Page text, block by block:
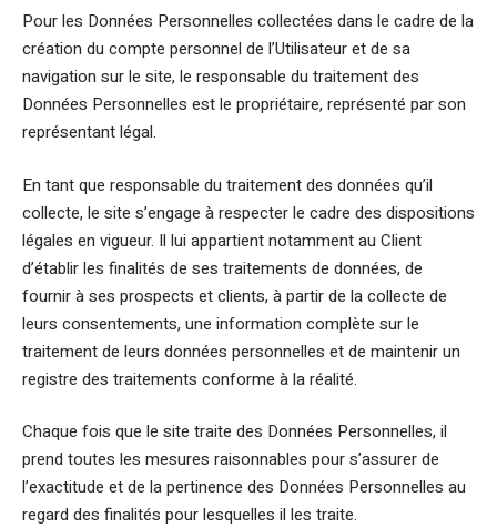
Pour les Données Personnelles collectées dans le cadre de la
création du compte personnel de l’Utilisateur et de sa
navigation sur le site, le responsable du traitement des
Données Personnelles est le propriétaire, représenté par son
représentant légal.
En tant que responsable du traitement des données qu’il
collecte, le site s’engage à respecter le cadre des dispositions
légales en vigueur. Il lui appartient notamment au Client
d’établir les finalités de ses traitements de données, de
fournir à ses prospects et clients, à partir de la collecte de
leurs consentements, une information complète sur le
traitement de leurs données personnelles et de maintenir un
registre des traitements conforme à la réalité.
Chaque fois que le site traite des Données Personnelles, il
prend toutes les mesures raisonnables pour s’assurer de
l’exactitude et de la pertinence des Données Personnelles au
regard des finalités pour lesquelles il les traite.